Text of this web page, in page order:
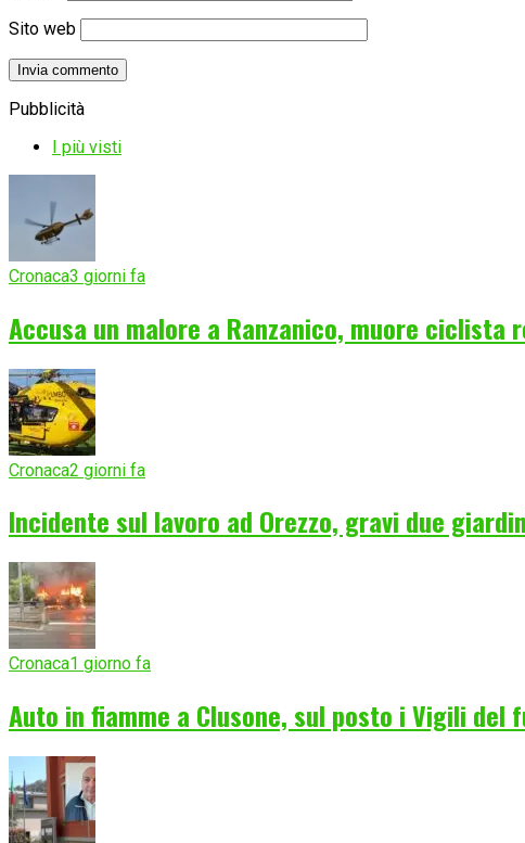
Sito web
Pubblicità
I più visti
Cronaca3 giorni fa
Accusa un malore a Ranzanico, muore ciclista
Cronaca2 giorni fa
Incidente sul lavoro ad Orezzo, gravi due
Cronaca1 giorno fa
Auto in fiamme a Clusone, sul posto i Vigili del